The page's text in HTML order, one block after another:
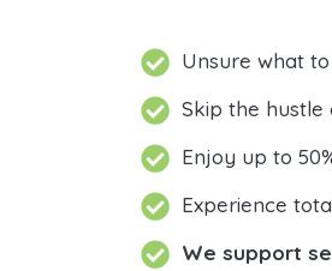
Unsure what
Skip the hustle
Enjoy up to
Experience
We support